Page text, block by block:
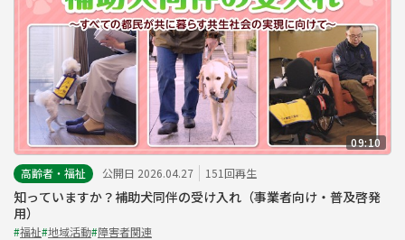
09:10
高齢者・福祉
公開日 2026.04.27 151回再生
知っていますか？補助犬同伴の受け入れ（事業者向け・普及啓発
用）
#福祉#地域活動#障害者関連